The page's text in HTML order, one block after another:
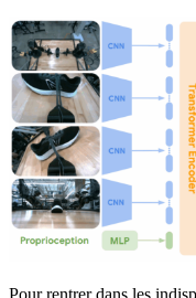
Pour rentrer dans les